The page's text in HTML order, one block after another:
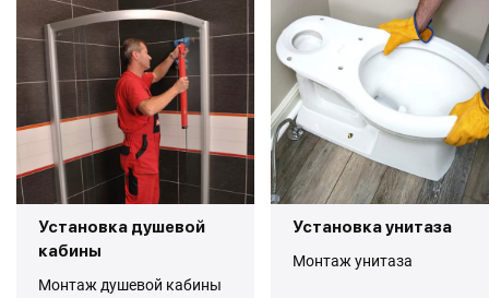
Установка душевой
кабины
Монтаж душевой кабины
Установка унитаза
Монтаж унитаза